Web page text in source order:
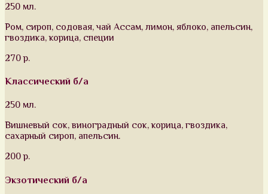
250 мл.
Ром, сироп, содовая, чай Ассам, лимон, яблоко, апельсин,
гвоздика, корица, специи
270 р.
Классический б/а
250 мл.
Вишневый сок, виноградный сок, корица, гвоздика,
сахарный сироп, апельсин.
200 р.
Экзотический б/а